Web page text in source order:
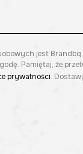
jest Brandbq
Pamiętaj, że
prywatności.